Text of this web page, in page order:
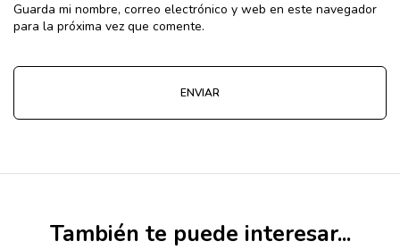
Guarda mi nombre, correo electrónico y web en este navegador
para la próxima vez que comente.
También te puede interesar...